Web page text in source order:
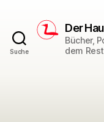
Suche
Der
Bücher,
dem